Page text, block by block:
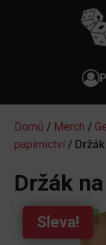
Domů / Merch /
papírnictví /
Držák
Sleva!